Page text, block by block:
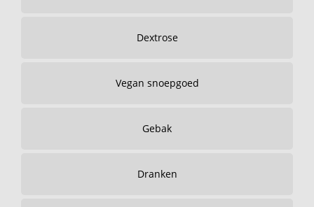
Dextrose
Vegan snoepgoed
Gebak
Dranken